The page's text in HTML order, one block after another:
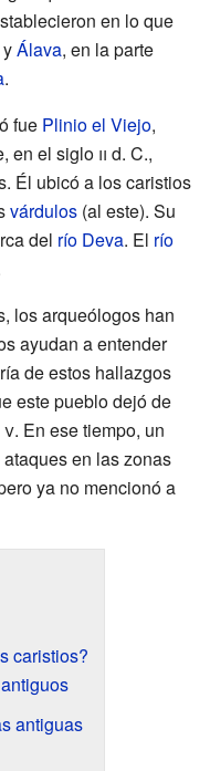
en lo que
yÁlava, en la parte
.
fue Plinio el Viejo,
en el siglo ii d. C.,
Él ubicó a los caristios
várdulos (al este). Su
del río Deva. El río
los arqueólogos han
ayudan a entender
de estos hallazgos
este pueblo dejó de
v. En ese tiempo, un
en las zonas
ya no mencionó a
caristios?
antiguas